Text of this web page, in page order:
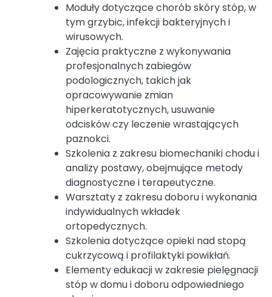
Moduły dotyczące chorób skóry stóp, w
tym grzybic, infekcji bakteryjnych i
wirusowych.
Zajęcia praktyczne z wykonywania
profesjonalnych zabiegów
podologicznych, takich jak
opracowywanie zmian
hiperkeratotycznych, usuwanie
odcisków czy leczenie wrastających
paznokci.
Szkolenia z zakresu biomechaniki chodu i
analizy postawy, obejmujące metody
diagnostyczne i terapeutyczne.
Warsztaty z zakresu doboru i wykonania
indywidualnych wkładek
ortopedycznych.
Szkolenia dotyczące opieki nad stopą
cukrzycową i profilaktyki powikłań.
Elementy edukacji w zakresie pielęgnacji
stóp w domu i doboru odpowiedniego